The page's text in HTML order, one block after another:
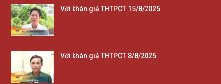
Với khán giả THTPCT 15/8/2025
Với khán giả THTPCT 8/8/2025